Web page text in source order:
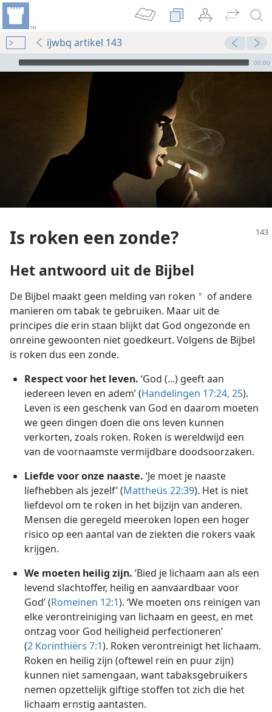
ijwbq artikel 143
Audio Player
00:00
Is roken een zonde?
Het antwoord uit de Bijbel
De Bijbel maakt geen melding van roken a of andere
manieren om tabak te gebruiken. Maar uit de
principes die erin staan blijkt dat God ongezonde en
onreine gewoonten niet goedkeurt. Volgens de Bijbel
is roken dus een zonde.
Respect voor het leven. ‘God (...) geeft aan
iedereen leven en adem’ (Handelingen 17:24, 25).
Leven is een geschenk van God en daarom moeten
we geen dingen doen die ons leven kunnen
verkorten, zoals roken. Roken is wereldwijd een
van de voornaamste vermijdbare doodsoorzaken.
Liefde voor onze naaste. ‘Je moet je naaste
liefhebben als jezelf’ (Mattheüs 22:39). Het is niet
liefdevol om te roken in het bijzijn van anderen.
Mensen die geregeld meeroken lopen een hoger
risico op een aantal van de ziekten die rokers vaak
krijgen.
We moeten heilig zijn. ‘Bied je lichaam aan als een
levend slachtoffer, heilig en aanvaardbaar voor
God’ (Romeinen 12:1). ‘We moeten ons reinigen van
elke verontreiniging van lichaam en geest, en met
ontzag voor God heiligheid perfectioneren’
(2 Korinthiërs 7:1). Roken verontreinigt het lichaam.
Roken en heilig zijn (oftewel rein en puur zijn)
kunnen niet samengaan, want tabaksgebruikers
nemen opzettelijk giftige stoffen tot zich die het
lichaam ernstig aantasten.